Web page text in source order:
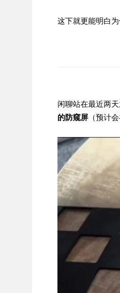
这下就更能明白为
闲聊站在最近两
的防窥屏 （预计